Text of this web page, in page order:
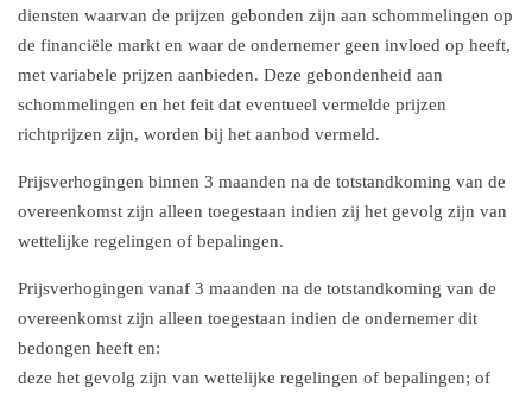
diensten waarvan de prijzen gebonden zijn aan schommelingen op
de financiële markt en waar de ondernemer geen invloed op heeft,
met variabele prijzen aanbieden. Deze gebondenheid aan
schommelingen en het feit dat eventueel vermelde prijzen
richtprijzen zijn, worden bij het aanbod vermeld.
Prijsverhogingen binnen 3 maanden na de totstandkoming van de
overeenkomst zijn alleen toegestaan indien zij het gevolg zijn van
wettelijke regelingen of bepalingen.
Prijsverhogingen vanaf 3 maanden na de totstandkoming van de
overeenkomst zijn alleen toegestaan indien de ondernemer dit
bedongen heeft en:
deze het gevolg zijn van wettelijke regelingen of bepalingen; of